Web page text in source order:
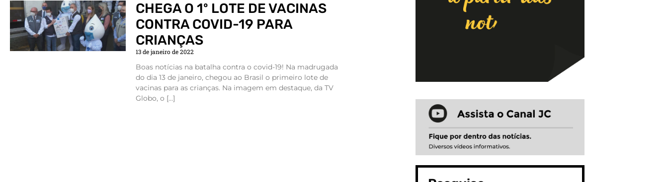
CHEGA O 1º LOTE DE VACINAS
CONTRA COVID-19 PARA
CRIANÇAS
13 de janeiro de 2022
Boas notícias na batalha contra o covid-19! Na madrugada
do dia 13 de janeiro, chegou ao Brasil o primeiro lote de
vacinas para as crianças. Na imagem em destaque, da TV
Globo, o […]